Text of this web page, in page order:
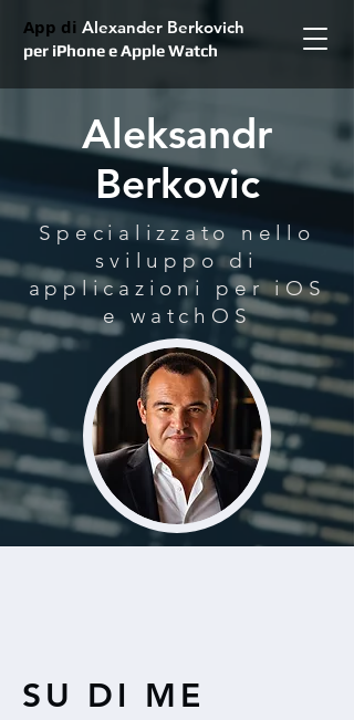
App di Alexander Berkovich
per iPhone e Apple Watch
Aleksandr
Berkovic
Specializzato nello
sviluppo di
applicazioni per iOS
e watchOS
SU DI ME